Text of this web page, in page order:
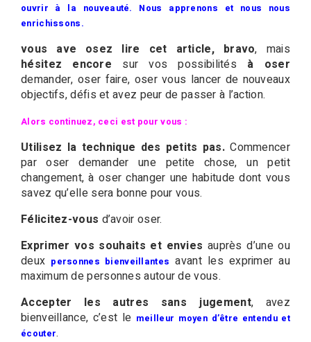
ouvrir à la nouveauté. Nous apprenons et nous nous
enrichissons.
vous ave osez lire cet article, bravo, mais
hésitez encore sur vos possibilités à oser
demander, oser faire, oser vous lancer de nouveaux
objectifs, défis et avez peur de passer à l’action.
Alors continuez, ceci est pour vous :
Utilisez la technique des petits pas. Commencer
par oser demander une petite chose, un petit
changement, à oser changer une habitude dont vous
savez qu’elle sera bonne pour vous.
Félicitez-vous d’avoir oser.
Exprimer vos souhaits et envies auprès d’une ou
deux personnes bienveillantes avant les exprimer au
maximum de personnes autour de vous.
Accepter les autres sans jugement, avez
bienveillance, c’est le meilleur moyen d’être entendu et
écouter.